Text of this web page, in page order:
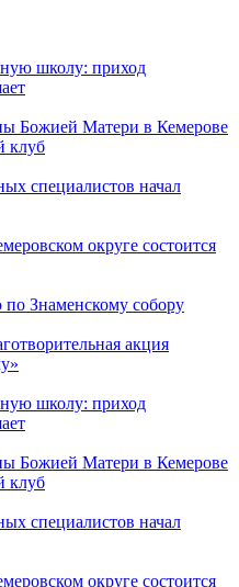
школу: приход
Божией Матери в Кемерове
клуб
специалистов начал
округе состоится
Знаменскому собору
акция
школу: приход
Божией Матери в Кемерове
клуб
специалистов начал
округе состоится